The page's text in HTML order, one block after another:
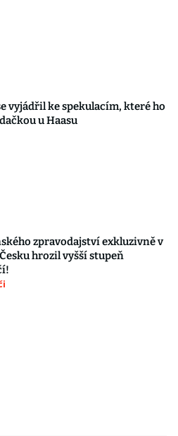
vyjádřil ke spekulacím, které ho
u Haasu
zpravodajství exkluzivně v
hrozil vyšší stupeň